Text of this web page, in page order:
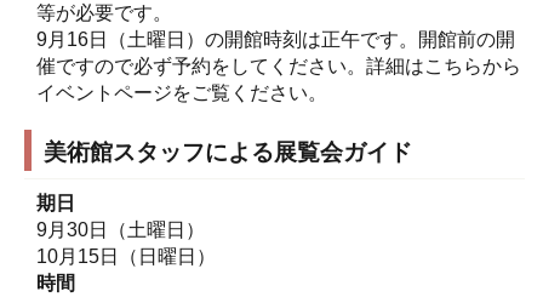
等が必要です。
9月16日（土曜日）の開館時刻は正午です。開館前の開
催ですので必ず予約をしてください。詳細はこちらから
イベントページをご覧ください。
美術館スタッフによる展覧会ガイド
期日
9月30日（土曜日）
10月15日（日曜日）
時間